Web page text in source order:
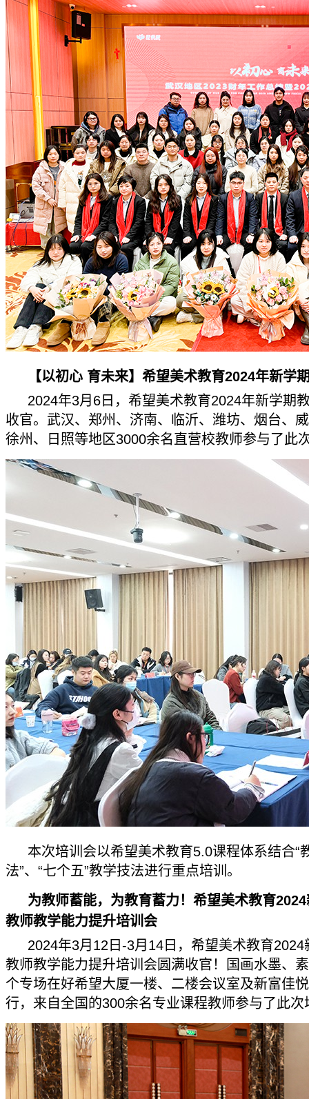
【以初心 育未来】希望美术教育2024年新学
2024年3月6日，希望美术教育2024年新学期
收官。武汉、郑州、济南、临沂、潍坊、烟台、
徐州、日照等地区3000余名直营校教师参与了此
本次培训会以希望美术教育5.0课程体系结合“
法”、“七个五”教学技法进行重点培训。
为教师蓄能，为教育蓄力！希望美术教育
教师教学能力提升培训会
2024年3月12日-3月14日，希望美术教育2024
教师教学能力提升培训会圆满收官！国画水墨、
个专场在好希望大厦一楼、二楼会议室及新富佳
行，来自全国的300余名专业课程教师参与了此次